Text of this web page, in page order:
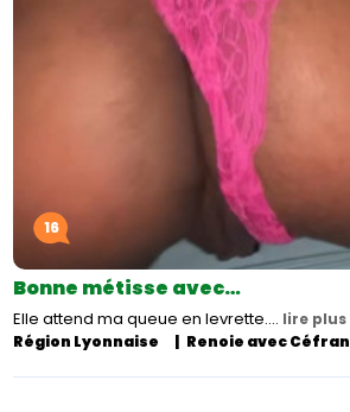
16
Bonne métisse avec…
Elle attend ma queue en levrette.… lire plus
Région Lyonnaise
Renoie avec Céfran